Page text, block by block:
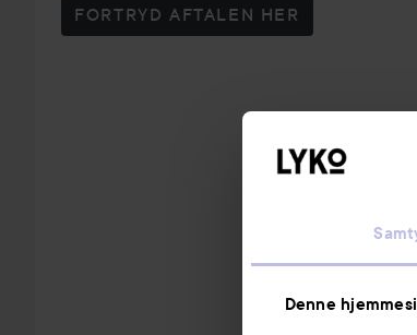
Denne
FORTRYD AFTALEN HER